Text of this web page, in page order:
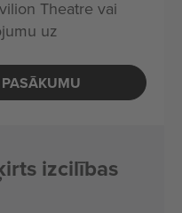
Theatre vai
uz
izcilības